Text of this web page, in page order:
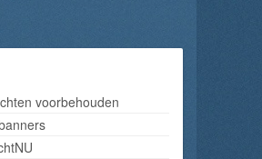
voorbehouden